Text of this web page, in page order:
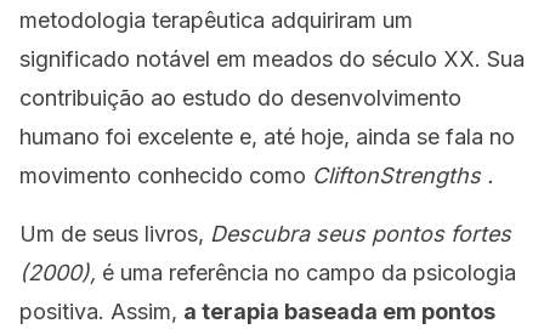
metodologia terapêutica adquiriram um
significado notável em meados do século XX. Sua
contribuição ao estudo do desenvolvimento
humano foi excelente e, até hoje, ainda se fala no
movimento conhecido como CliftonStrengths .
Um de seus livros, Descubra seus pontos fortes
(2000), é uma referência no campo da psicologia
positiva. Assim, a terapia baseada em pontos